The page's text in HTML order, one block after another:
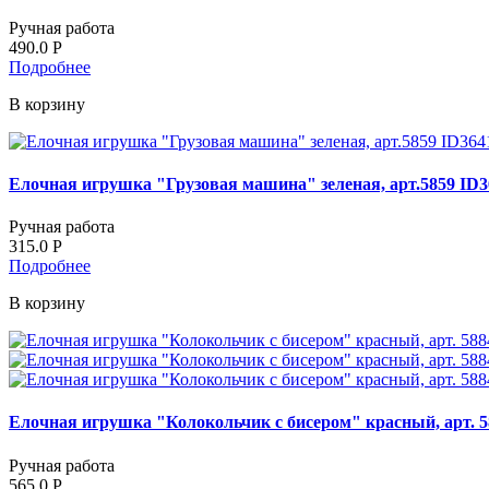
Ручная работа
490.0 Р
Подробнее
В корзину
Елочная игрушка "Грузовая машина" зеленая, арт.5859
Ручная работа
315.0 Р
Подробнее
В корзину
Елочная игрушка "Колокольчик с бисером" красный, арт.
Ручная работа
565.0 Р